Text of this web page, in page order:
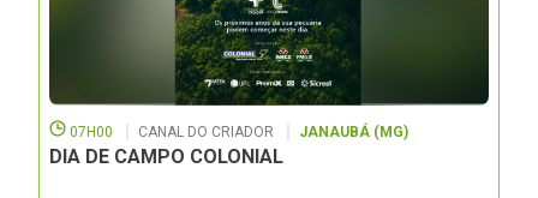
07H00 CANAL DO CRIADOR JANAUBÁ (MG)
DIA DE CAMPO COLONIAL